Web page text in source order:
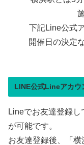
下記Line公式
開催日の決定
LINE公式Lineアカウ
Lineでお友達登録
が可能です。
お友達登録後、「横